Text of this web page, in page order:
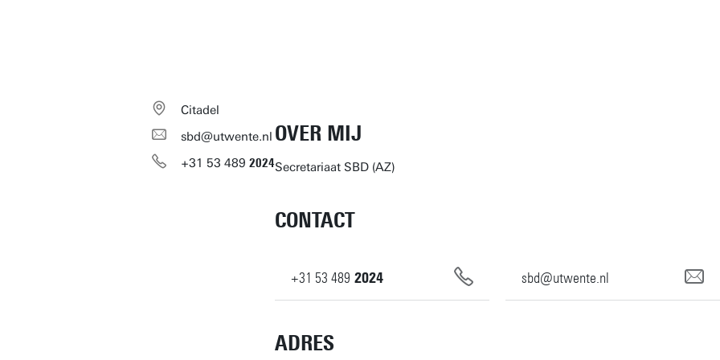
Citadel
sbd@utwente.nl
+31 53 489 2024
OVER MIJ
Secretariaat SBD (AZ)
CONTACT
+31 53 489 2024 sbd@utwente.nl
ADRES